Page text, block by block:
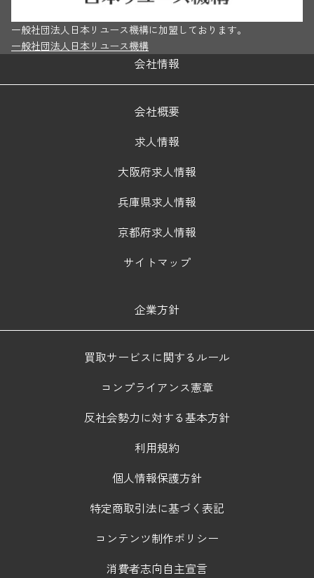
一般社団法人日本リユース機構に加盟しております。
一般社団法人日本リユース機構
会社情報
会社概要
求人情報
大阪府求人情報
兵庫県求人情報
京都府求人情報
サイトマップ
企業方針
買取サービスに関するルール
コンプライアンス憲章
反社会勢力に対する基本方針
利用規約
個人情報保護方針
特定商取引法に基づく表記
コンテンツ制作ポリシー
消費者志向自主宣言